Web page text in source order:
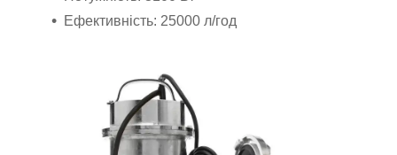
Ефективність: 25000 л/год